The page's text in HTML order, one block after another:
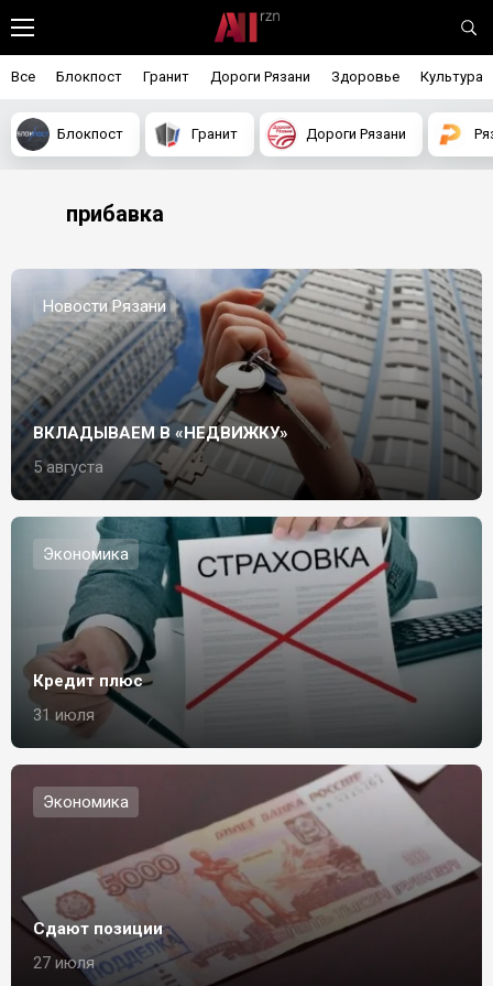
Все Блокпост Гранит Дороги Рязани Здоровье Культура
Блокпост Гранит Дороги Рязани
прибавка
Новости Рязани
ВКЛАДЫВАЕМ В «НЕДВИЖКУ»
5 августа
Экономика
Кредит плюс
31 июля
Экономика
Сдают позиции
27 июля